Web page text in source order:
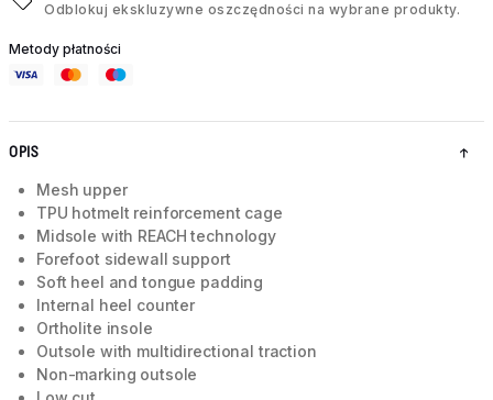
Odblokuj ekskluzywne oszczędności na wybrane produkty.
Metody płatności
OPIS
Mesh upper
TPU hotmelt reinforcement cage
Midsole with REACH technology
Forefoot sidewall support
Soft heel and tongue padding
Internal heel counter
Ortholite insole
Outsole with multidirectional traction
Non-marking outsole